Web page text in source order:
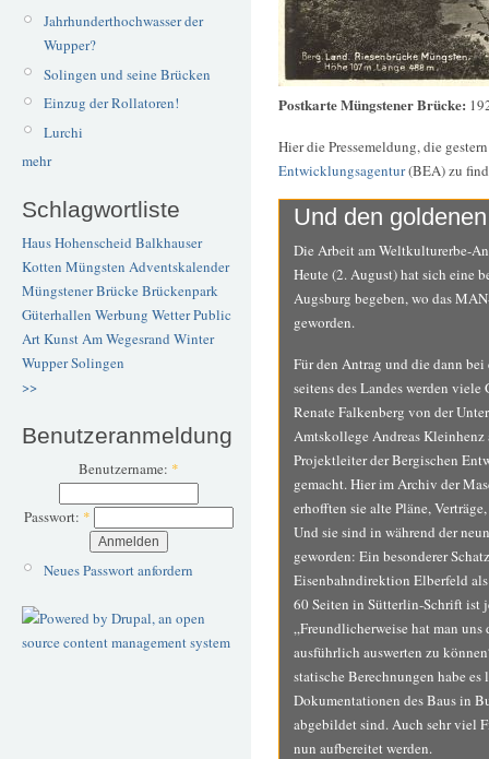
Jahrhunderthochwasser der
Wupper?
Solingen und seine Brücken
Einzug der Rollatoren!
Lurchi
mehr
Schlagwortliste
Haus Hohenscheid Balkhauser
Kotten Müngsten Adventskalender
Müngstener BrückeBrückenpark
Güterhallen Werbung WetterPublic
ArtKunstAm Wegesrand Winter
WupperSolingen
>>
Benutzeranmeldung
Benutzername: *
Passwort: *
Neues Passwort anfordern
Postkarte Müngstener Brücke:
Hier die Pressemeldung, die
Entwicklungsagentur(BEA) zu
Und den
Die Arbeit am Weltkulturerbe-
Heute (2. August) hat sich eine
Augsburg begeben, wo das
geworden.
Für den Antrag und die dann
seitens des Landes werden
Renate Falkenberg von der
Amtskollege Andreas
Projektleiter der Bergischen
gemacht. Hier im Archiv der
erhofften sie alte Pläne,
Und sie sind in während der
geworden: Ein besonderer
Eisenbahndirektion Elberfeld
60 Seiten in Sütterlin-Schrift ist
„Freundlicherweise hat man
ausführlich auswerten zu
statische Berechnungen habe
Dokumentationen des Baus in
abgebildet sind. Auch sehr viel
nun aufbereitet werden.